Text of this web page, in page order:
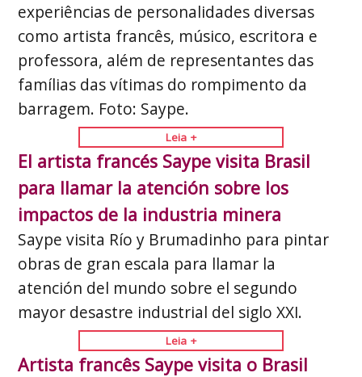
experiências de personalidades diversas
como artista francês, músico, escritora e
professora, além de representantes das
famílias das vítimas do rompimento da
barragem. Foto: Saype.
Leia +
El artista francés Saype visita Brasil
para llamar la atención sobre los
impactos de la industria minera
Saype visita Río y Brumadinho para pintar
obras de gran escala para llamar la
atención del mundo sobre el segundo
mayor desastre industrial del siglo XXI.
Leia +
Artista francês Saype visita o Brasil